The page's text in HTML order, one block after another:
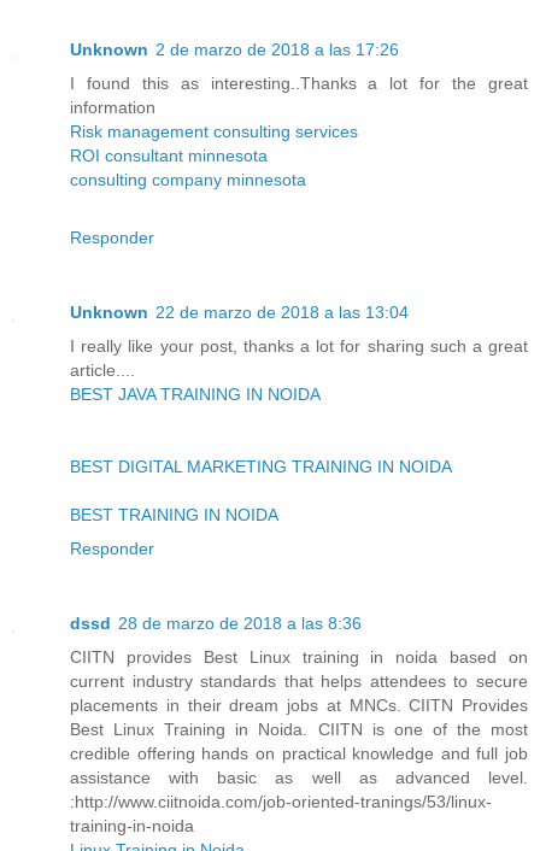
Unknown 2 de marzo de 2018 a las 17:26
I found this as interesting..Thanks a lot for the great
information
Risk management consulting services
ROI consultant minnesota
consulting company minnesota
Responder
Unknown 22 de marzo de 2018 a las 13:04
I really like your post, thanks a lot for sharing such a great
article....
BEST JAVA TRAINING IN NOIDA
BEST DIGITAL MARKETING TRAINING IN NOIDA
BEST TRAINING IN NOIDA
Responder
dssd 28 de marzo de 2018 a las 8:36
CIITN provides Best Linux training in noida based on
current industry standards that helps attendees to secure
placements in their dream jobs at MNCs. CIITN Provides
Best Linux Training in Noida. CIITN is one of the most
credible offering hands on practical knowledge and full job
assistance with basic as well as advanced level.
:http://www.ciitnoida.com/job-oriented-tranings/53/linux-
training-in-noida